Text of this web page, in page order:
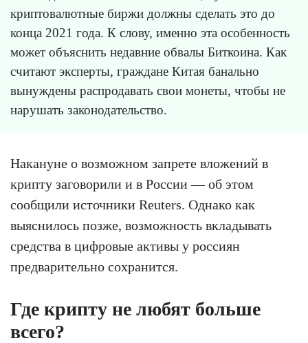
криптовалютные биржи должны сделать это до
конца 2021 года. К слову, именно эта особенность
может объяснить недавние обвалы Биткоина. Как
считают эксперты, граждане Китая банально
вынуждены распродавать свои монеты, чтобы не
нарушать законодательство.
Накануне о возможном запрете вложений в
крипту заговорили и в России — об этом
сообщили источники Reuters. Однако как
выяснилось позже, возможность вкладывать
средства в цифровые активы у россиян
предварительно сохранится.
Где крипту не любят больше
всего?